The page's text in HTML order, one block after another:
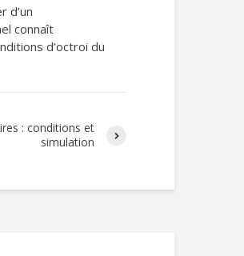
d’un
connaît
d’octroi du
: conditions et
simulation